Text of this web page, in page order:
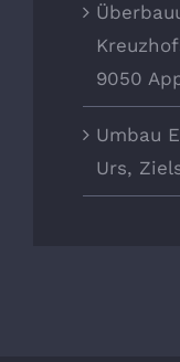
9050
Umbau
Urs,